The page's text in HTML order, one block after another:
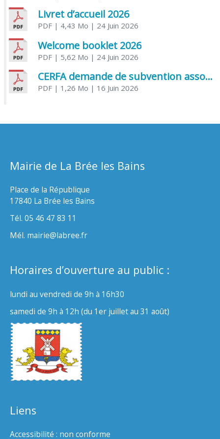
Livret d’accueil 2026
PDF| 4,43 Mo | 24 Juin 2026
Welcome booklet 2026
PDF| 5,62 Mo | 24 Juin 2026
CERFA demande de subvention association
PDF| 1,26 Mo | 16 Juin 2026
Mairie de La Brée les Bains
Place de la République
17840 La Brée les Bains
Tél. 05 46 47 83 11
Mél. mairie@labree.fr
Horaires d’ouverture au public :
lundi au vendredi de 9h à 16h30
samedi de 9h à 12h (du 1er juillet au 31 août)
Liens
Accessibilité : non conforme